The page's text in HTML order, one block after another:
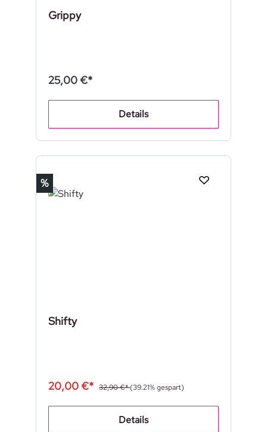
Grippy
25,00 €*
Details
Rabatt
%
Shifty
20,00 €* 32,90 €*(39.21% gespart)
Details